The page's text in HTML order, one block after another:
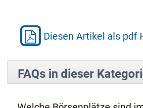
Diesen Artikel als pdf
FAQs in dieser